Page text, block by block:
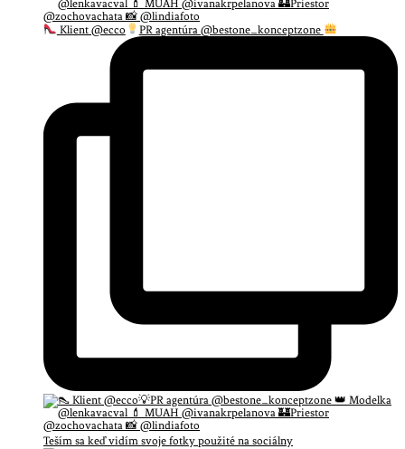
Klient @ecco PR agentúra @bestone_konceptzone
Teším sa keď vidím svoje fotky použité na sociálny